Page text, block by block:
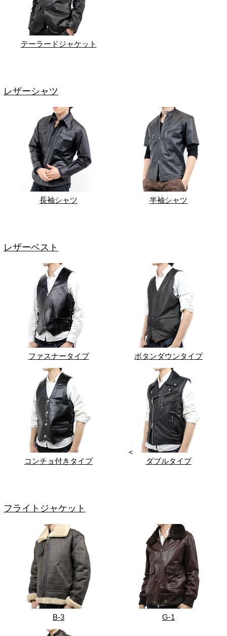
テーラードジャケット
レザーシャツ
長袖シャツ 半袖シャツ
レザーベスト
ファスナータイプ ボタンダウンタイプ
コンチョ付きタイプ
<
ダブルタイプ
フライトジャケット
B-3 G-1